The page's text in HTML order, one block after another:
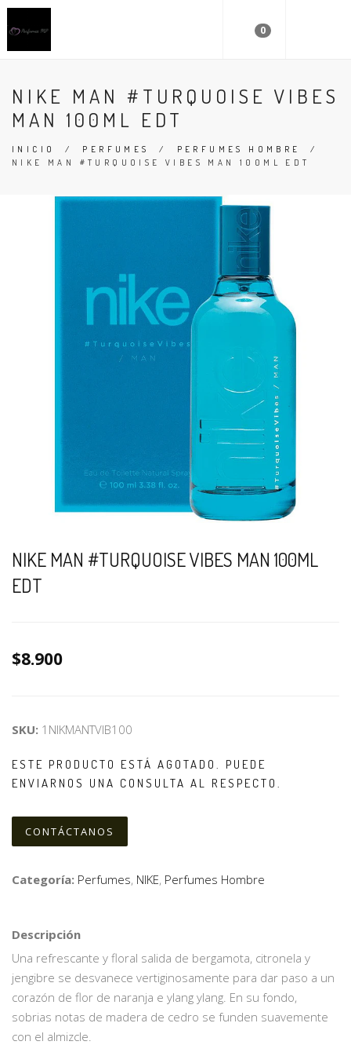
0
NIKE MAN #TURQUOISE VIBES
MAN 100ML EDT
INICIO / PERFUMES / PERFUMES HOMBRE
/
NIKE MAN #TURQUOISE VIBES MAN 100ML EDT
NIKE MAN #TURQUOISE VIBES MAN 100ML
EDT
$8.900
SKU: 1NIKMANTVIB100
ESTE PRODUCTO ESTÁ AGOTADO. PUEDE
ENVIARNOS UNA CONSULTA AL RESPECTO.
CONTÁCTANOS
Categoría: Perfumes, NIKE, Perfumes Hombre
Descripción
Una refrescante y floral salida de bergamota, citronela y
jengibre se desvanece vertiginosamente para dar paso a un
corazón de flor de naranja e ylang ylang. En su fondo,
sobrias notas de madera de cedro se funden suavemente
con el almizcle.